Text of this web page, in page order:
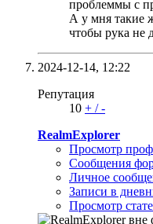
проблеммы с
А у мня такие
чтобы рука не
2024-12-14, 12:22
Репутация
10 + /-
RealmExplorer
Просмотр
Сообщения
Личное
Записи в
Просмотр